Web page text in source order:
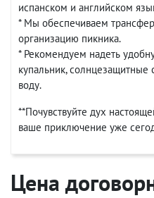
испанском и английском
* Мы обеспечиваем
организацию пикника.
* Рекомендуем надеть
купальник, солнцезащитные
воду.
**Почувствуйте дух
ваше приключение уже
Цена